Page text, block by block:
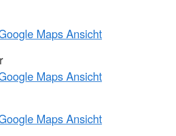
Maps Ansicht
Maps Ansicht
Maps Ansicht